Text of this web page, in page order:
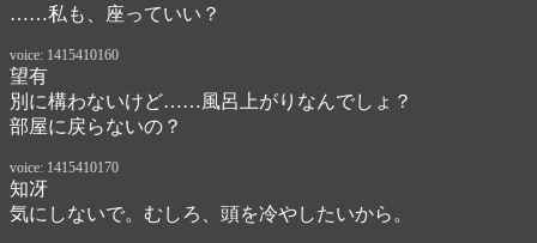
……私も、座っていい？
voice: 1415410160
望有
別に構わないけど……風呂上がりなんでしょ？
部屋に戻らないの？
voice: 1415410170
知冴
気にしないで。むしろ、頭を冷やしたいから。